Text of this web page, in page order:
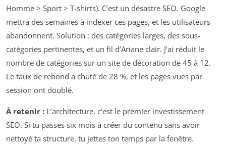
Homme > Sport > T-shirts). C’est un désastre SEO. Google
mettra des semaines à indexer ces pages, et les utilisateurs
abandonnent. Solution : des catégories larges, des sous-
catégories pertinentes, et un fil d’Ariane clair. J’ai réduit le
nombre de catégories sur un site de décoration de 45 à 12.
Le taux de rebond a chuté de 28 %, et les pages vues par
session ont doublé.
À retenir : L’architecture, c’est le premier investissement
SEO. Si tu passes six mois à créer du contenu sans avoir
nettoyé ta structure, tu jettes ton temps par la fenêtre.